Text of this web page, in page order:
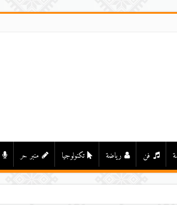
فن رياضة تكنولوجيا منبر حر